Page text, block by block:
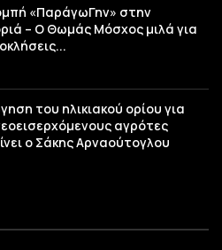
«ΠαράγωΓην» στην
– Ο Θωμάς Μόσχος μιλά για
του ηλικιακού ορίου για
αγρότες
ο Σάκης Αρναούτογλου